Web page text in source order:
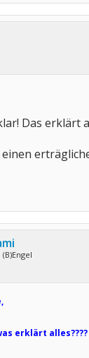
Das erklärt
einen
erklärt alles????